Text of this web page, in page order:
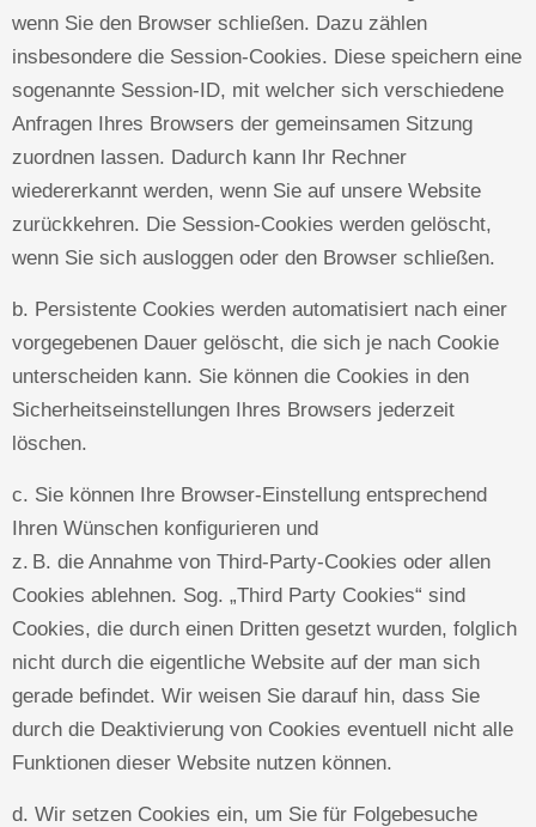
wenn Sie den Browser schließen. Dazu zählen
insbesondere die Session-Cookies. Diese speichern eine
sogenannte Session-ID, mit welcher sich verschiedene
Anfragen Ihres Browsers der gemeinsamen Sitzung
zuordnen lassen. Dadurch kann Ihr Rechner
wiedererkannt werden, wenn Sie auf unsere Website
zurückkehren. Die Session-Cookies werden gelöscht,
wenn Sie sich ausloggen oder den Browser schließen.
b. Persistente Cookies werden automatisiert nach einer
vorgegebenen Dauer gelöscht, die sich je nach Cookie
unterscheiden kann. Sie können die Cookies in den
Sicherheitseinstellungen Ihres Browsers jederzeit
löschen.
c. Sie können Ihre Browser-Einstellung entsprechend
Ihren Wünschen konfigurieren und
z. B. die Annahme von Third-Party-Cookies oder allen
Cookies ablehnen. Sog. „Third Party Cookies“ sind
Cookies, die durch einen Dritten gesetzt wurden, folglich
nicht durch die eigentliche Website auf der man sich
gerade befindet. Wir weisen Sie darauf hin, dass Sie
durch die Deaktivierung von Cookies eventuell nicht alle
Funktionen dieser Website nutzen können.
d. Wir setzen Cookies ein, um Sie für Folgebesuche